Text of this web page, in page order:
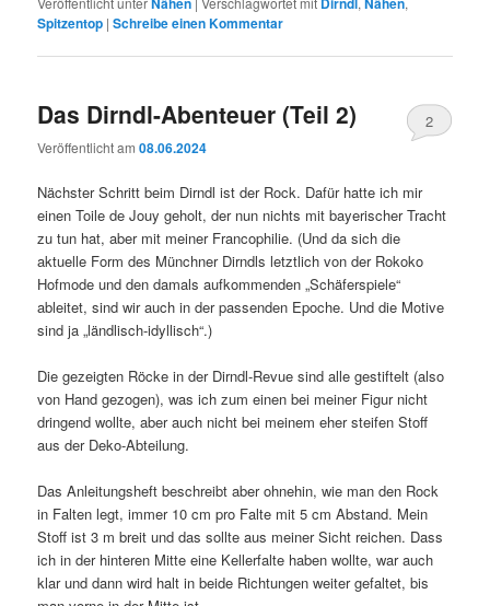
Spitzentop |Schreibe einen Kommentar
Das Dirndl-Abenteuer (Teil 2)
Veröffentlicht am08.06.2024
2
Nächster Schritt beim Dirndl ist der Rock. Dafür hatte ich mir
einen Toile de Jouy geholt, der nun nichts mit bayerischer Tracht
zu tun hat, aber mit meiner Francophilie. (Und da sich die
aktuelle Form des Münchner Dirndls letztlich von der Rokoko
Hofmode und den damals aufkommenden „Schäferspiele“
ableitet, sind wir auch in der passenden Epoche. Und die Motive
sind ja „ländlisch-idyllisch“.)
Die gezeigten Röcke in der Dirndl-Revue sind alle gestiftelt (also
von Hand gezogen), was ich zum einen bei meiner Figur nicht
dringend wollte, aber auch nicht bei meinem eher steifen Stoff
aus der Deko-Abteilung.
Das Anleitungsheft beschreibt aber ohnehin, wie man den Rock
in Falten legt, immer 10 cm pro Falte mit 5 cm Abstand. Mein
Stoff ist 3 m breit und das sollte aus meiner Sicht reichen. Dass
ich in der hinteren Mitte eine Kellerfalte haben wollte, war auch
klar und dann wird halt in beide Richtungen weiter gefaltet, bis